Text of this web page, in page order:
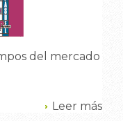
del mercado
Leer más